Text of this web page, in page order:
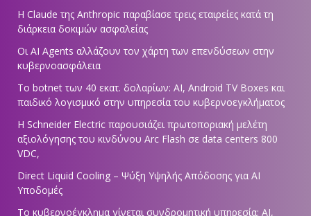
Η Claude της Anthropic παραβίασε τρεις εταιρείες κατά τη
διάρκεια δοκιμών ασφαλείας
Οι AI Agents αλλάζουν τον χάρτη των επενδύσεων στην
κυβερνοασφάλεια
Το botnet των 40 εκατ. δολαρίων: AI, Android TV Boxes και
παιδικό λογισμικό στην υπηρεσία του κυβερνοεγκλήματος
Η Schneider Electric παρουσιάζει πρωτοποριακή μελέτη
αξιολόγησης του κινδύνου Arc Flash σε data centers 800
VDC,
Direct Liquid Cooling – Ψύξη Υψηλής Απόδοσης για AI
Υποδομές
Το κυβερνοέγκλημα γίνεται συνδρομητική υπηρεσία: AI,